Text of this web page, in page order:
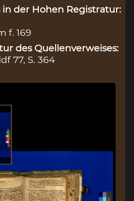
der Hohen Registratur:
f. 169
des Quellenverweises:
77, S. 364